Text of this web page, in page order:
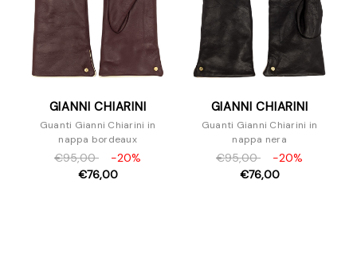
Sciarpe E Stole
GIANNI CHIARINI
Guanti Gianni Chiarini in
nappa bordeaux
€95,00
-20%
€76,00
GIANNI CHIARINI
Guanti Gianni Chiarini in
nappa nera
€95,00
-20%
€76,00